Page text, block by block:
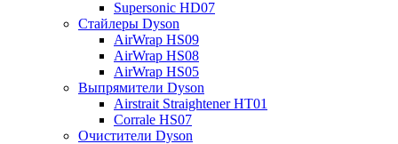
Supersonic HD07
Стайлеры Dyson
AirWrap HS09
AirWrap HS08
AirWrap HS05
Выпрямители Dyson
Airstrait Straightener HT01
Corrale HS07
Очистители Dyson